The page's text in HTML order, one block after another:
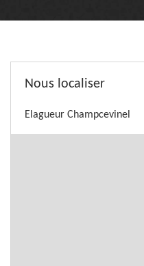
Nous localiser
Elagueur Champcevinel